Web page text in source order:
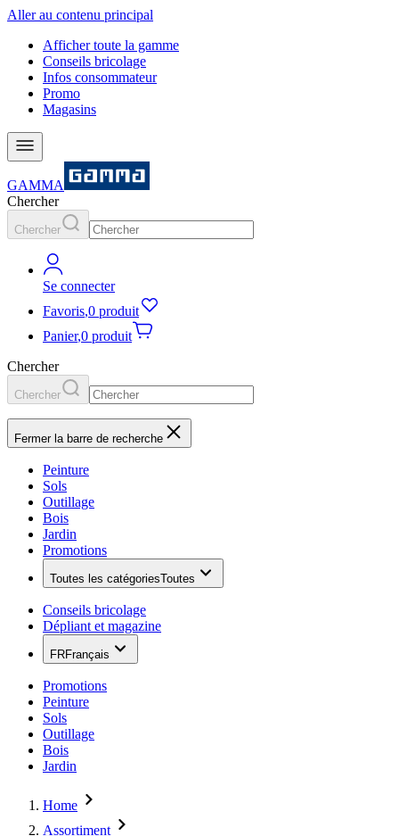
Aller au contenu principal
Afficher toute la gamme
Conseils bricolage
Infos consommateur
Promo
Magasins
GAMMA
Chercher
Chercher
Se connecter
Favoris,0 produit
Panier,0 produit
Chercher
Chercher
Fermer la barre de recherche
Peinture
Sols
Outillage
Bois
Jardin
Promotions
Toutes les catégoriesToutes
Conseils bricolage
Dépliant et magazine
FRFrançais
Promotions
Peinture
Sols
Outillage
Bois
Jardin
Home
Assortiment